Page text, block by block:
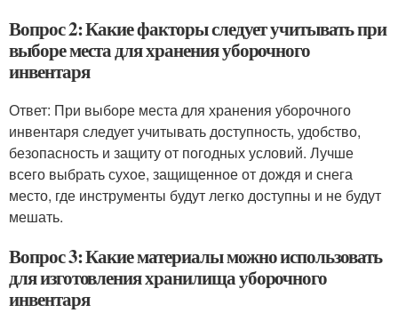
Вопрос 2: Какие факторы следует учитывать при
выборе места для хранения уборочного
инвентаря
Ответ: При выборе места для хранения уборочного
инвентаря следует учитывать доступность, удобство,
безопасность и защиту от погодных условий. Лучше
всего выбрать сухое, защищенное от дождя и снега
место, где инструменты будут легко доступны и не будут
мешать.
Вопрос 3: Какие материалы можно использовать
для изготовления хранилища уборочного
инвентаря